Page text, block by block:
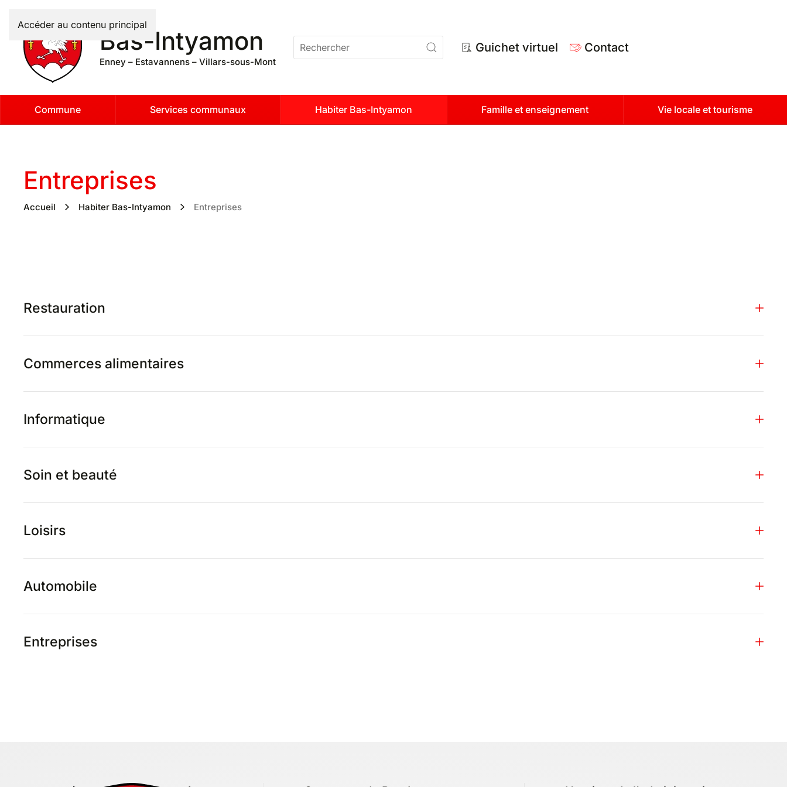
Accéder au contenu principal
Bas-Intyamon
Enney – Estavannens – Villars-sous-Mont
Guichet virtuel Contact
Commune Services communaux Habiter Bas-Intyamon Famille et enseignement Vie locale et tourisme
Entreprises
Accueil Habiter Bas-Intyamon Entreprises
Restauration
Commerces alimentaires
Informatique
Soin et beauté
Loisirs
Automobile
Entreprises